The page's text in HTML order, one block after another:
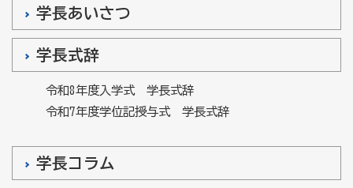
学長あいさつ
学長式辞
令和8年度入学式 学長式辞
令和7年度学位記授与式 学長式辞
学長コラム